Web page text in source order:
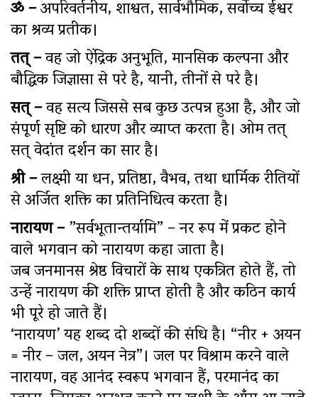
सहायक शिक्षण सामग्री
चित्र प्रस्तुति
ॐ –अपरिवर्तनीय, शाश्वत, सार्वभौमिक, सर्वोच्च ईश्वर
का श्रव्य प्रतीक।
तत् –वह जो ऐंद्रिक अनुभूति, मानसिक कल्पना और
बौद्धिक जिज्ञासा से परे है, यानी, तीनों से परे है।
सत् –वह सत्य जिससे सब कुछ उत्पन्न हुआ है, और जो
संपूर्ण सृष्टि को धारण और व्याप्त करता है। ओम तत्
सत् वेदांत दर्शन का सार है।
श्री –लक्ष्मी या धन, प्रतिष्ठा, वैभव, तथा धार्मिक रीतियों
से अर्जित शक्ति का प्रतिनिधित्व करता है।
नारायण –”सर्वभूतान्तर्यामि” – नर रूप में प्रकट होने
वाले भगवान को नारायण कहा जाता है।
जब जनमानस श्रेष्ठ विचारों के साथ एकत्रित होते हैं, तो
उन्हें नारायण की शक्ति प्राप्त होती है और कठिन कार्य
भी पूरे हो जाते हैं।
‘नारायण’ यह शब्द दो शब्दों की संधि है। “नीर + अयन
= नीर – जल, अयन नेत्र”। जल पर विश्राम करने वाले
नारायण, वह आनंद स्वरूप भगवान हैं, परमानंद का